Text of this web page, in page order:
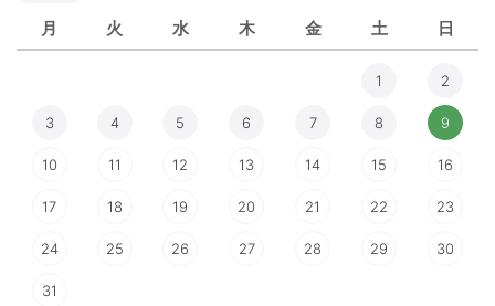
月 火 水 木 金 土 日
1 2
3 4 5 6 7 8 9
10 11 12 13 14 15 16
17 18 19 20 21 22 23
24 25 26 27 28 29 30
31